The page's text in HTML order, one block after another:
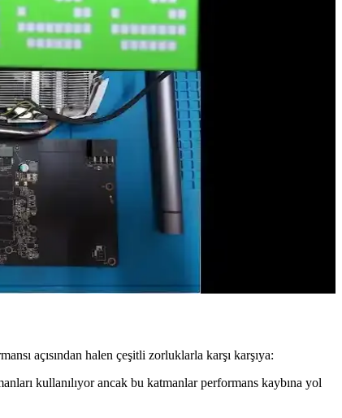
grafik performansını yükseltin.
kullanıcıların deneyimini iyileştiriyor.
ve trendler, kullanıcıların seçiminde önemli rol
çözünürlük ve detay seviyelerinde üstün deneyim sunarken,
açısından halen çeşitli zorluklarla karşı karşıya:
kullanılıyor ancak bu katmanlar performans kaybına yol